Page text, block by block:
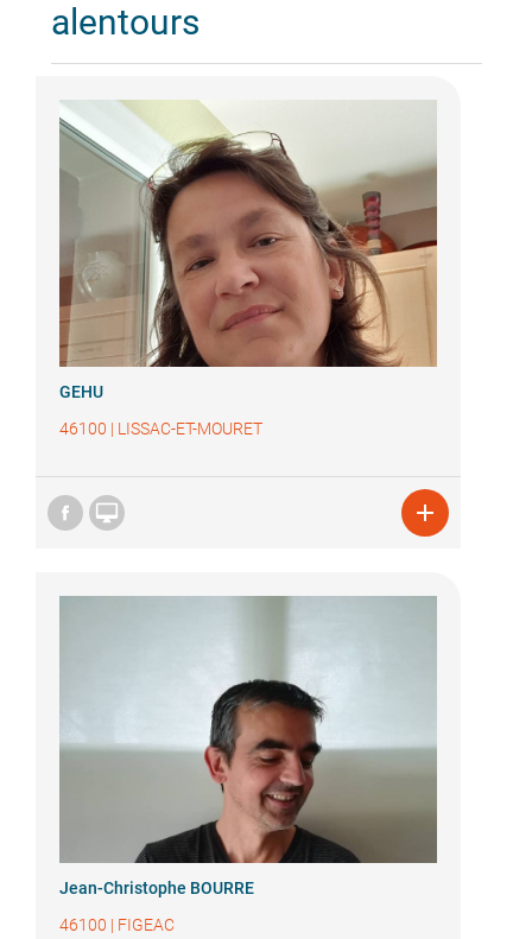
alentours
GEHU
46100 | LISSAC-ET-MOURET
 
Jean-Christophe BOURRE
46100 | FIGEAC